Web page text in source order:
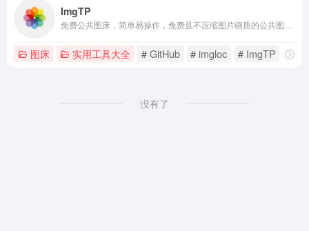
ImgTP
图床 实用工具大全 # GitHub # imgloc # ImgTP
没有了